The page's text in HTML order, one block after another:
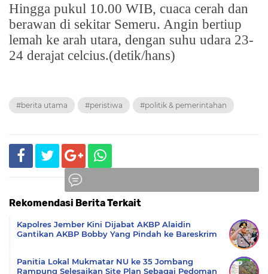
Hingga pukul 10.00 WIB, cuaca cerah dan
berawan di sekitar Semeru. Angin bertiup
lemah ke arah utara, dengan suhu udara 23-
24 derajat celcius.(detik/hans)
#berita utama #peristiwa #politik & pemerintahan
Rekomendasi Berita Terkait
Kapolres Jember Kini Dijabat AKBP Alaidin
Gantikan AKBP Bobby Yang Pindah ke Bareskrim
Panitia Lokal Mukmatar NU ke 35 Jombang
Rampung Selesaikan Site Plan Sebagai Pedoman